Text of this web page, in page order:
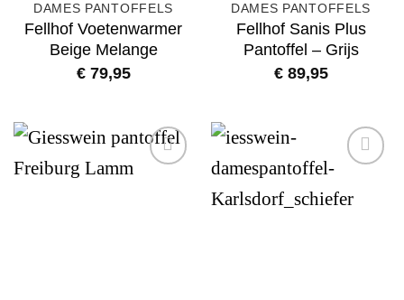
DAMES PANTOFFELS
Fellhof Voetenwarmer
Beige Melange
€79,95
DAMES PANTOFFELS
Fellhof Sanis Plus
Pantoffel – Grijs
€89,95
wishlist